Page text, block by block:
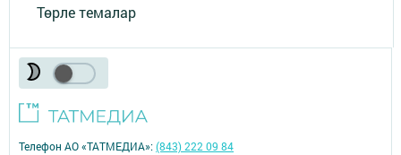
Төрле темалар
Телефон АО «ТАТМЕДИА»:(843) 222 09 84